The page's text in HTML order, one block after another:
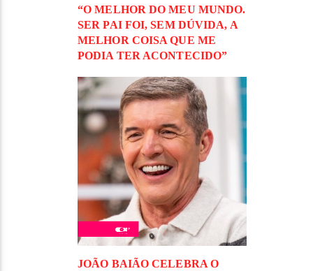
“O MELHOR DO MEU MUNDO.
SER PAI FOI, SEM DÚVIDA, A
MELHOR COISA QUE ME
PODIA TER ACONTECIDO”
JOÃO BAIÃO CELEBRA O